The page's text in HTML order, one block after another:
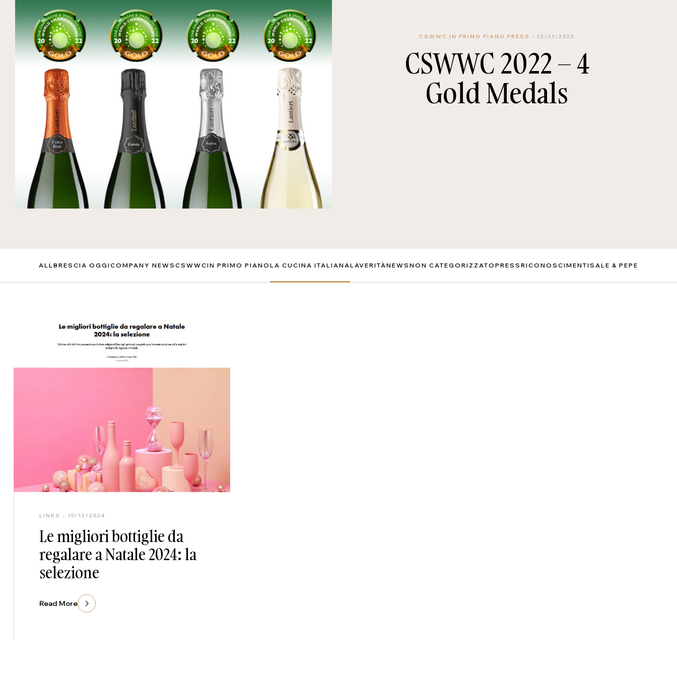
CSWWC IN PRIMO PIANO PRESS 12/11/2022
CSWWC 2022 – 4
Gold Medals
ALLBRESCIA OGGICOMPANY NEWS CSWWCIN PRIMO PIANO LA CUCINA ITALIANALAVERITÀNEWS NON CATEGORIZZATO PRESS RICONOSCIMENTISALE & PEPE
LINKS 10/12/2024
Le migliori bottiglie da
regalare a Natale 2024: la
selezione
Read More